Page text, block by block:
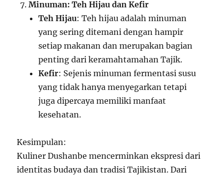
Minuman: Teh Hijau dan Kefir
Teh Hijau: Teh hijau adalah minuman
yang sering ditemani dengan hampir
setiap makanan dan merupakan bagian
penting dari keramahtamahan Tajik.
Kefir: Sejenis minuman fermentasi susu
yang tidak hanya menyegarkan tetapi
juga dipercaya memiliki manfaat
kesehatan.
Kesimpulan:
Kuliner Dushanbe mencerminkan ekspresi dari
identitas budaya dan tradisi Tajikistan. Dari